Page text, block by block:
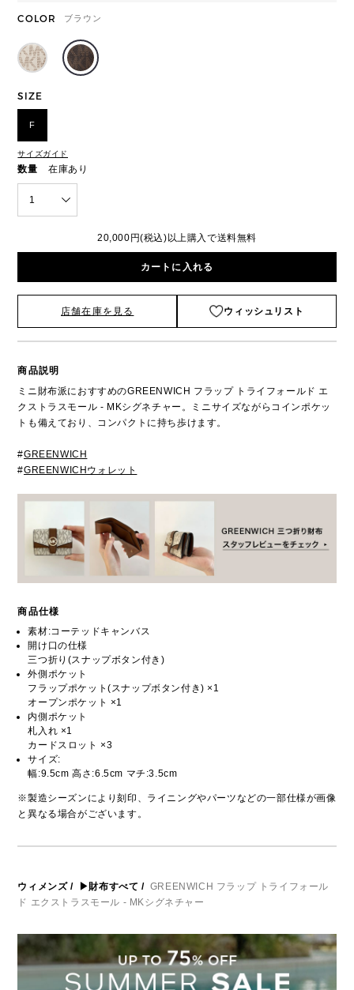
COLOR ブラウン
SIZE
F
サイズガイド
数量 在庫あり
1
20,000円(税込)以上購入で送料無料
カートに入れる
店舗在庫を見る ウィッシュリスト
商品説明
ミニ財布派におすすめのGREENWICH フラップ トライフォールド エ
クストラスモール - MKシグネチャー。ミニサイズながらコインポケッ
トも備えており、コンパクトに持ち歩けます。
#GREENWICH
#GREENWICHウォレット
商品仕様
素材:コーテッドキャンバス
開け口の仕様
三つ折り(スナップボタン付き)
外側ポケット
フラップポケット(スナップボタン付き) ×1
オープンポケット ×1
内側ポケット
札入れ ×1
カードスロット ×3
サイズ:
幅:9.5cm 高さ:6.5cm マチ:3.5cm
※製造シーズンにより刻印、ライニングやパーツなどの一部仕様が画像
と異なる場合がございます。
ウィメンズ/ ▶財布すべて / GREENWICH フラップ トライフォール
ド エクストラスモール - MKシグネチャー